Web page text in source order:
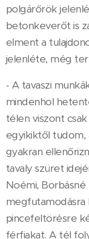
polgárőrök
betonkeverőt is
elment a
jelenléte, még
- A tavaszi
mindenhol
télen viszont
egyikiktől tudom,
gyakran
tavaly szüret
Noémi,
megfutamodásra
pincefeltörésre
férfiakat. A tél